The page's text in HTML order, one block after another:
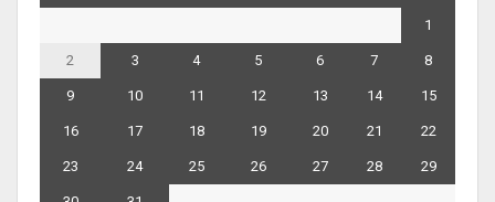
1
2 3 4 5 6 7 8
9 10 11 12 13 14 15
16 17 18 19 20 21 22
23 24 25 26 27 28 29